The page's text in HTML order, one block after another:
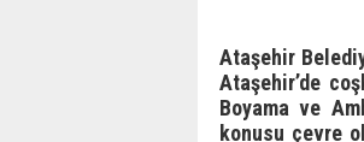
Ataşehir
Ataşehir’de
Boyama ve
konusu çevre